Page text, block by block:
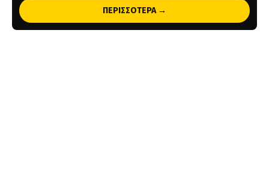
Τέλος από την ΑΕΚ ο Δέδες
ΠΕΡΙΣΣΟΤΕΡΑ →